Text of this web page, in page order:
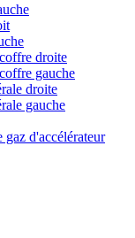
droite
gauche
droite
gauche
gaz d'accélérateur